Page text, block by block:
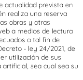
actualidad prevista en
realiza una reserva
obras y otras
a medios de lectura
a tal fin de
- ley 24/2021, de
utilización de sus
sea cual sea su